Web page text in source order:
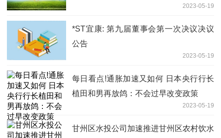
2023-05-19
*ST宜康: 第九届董事会第一次决议决议
公告
2023-05-19
每日看点!通胀加速又如何 日本央行行长
植田和男再放鸽：不会过早改变政策
2023-05-19
甘州区水投公司加速推进甘州区农村饮水